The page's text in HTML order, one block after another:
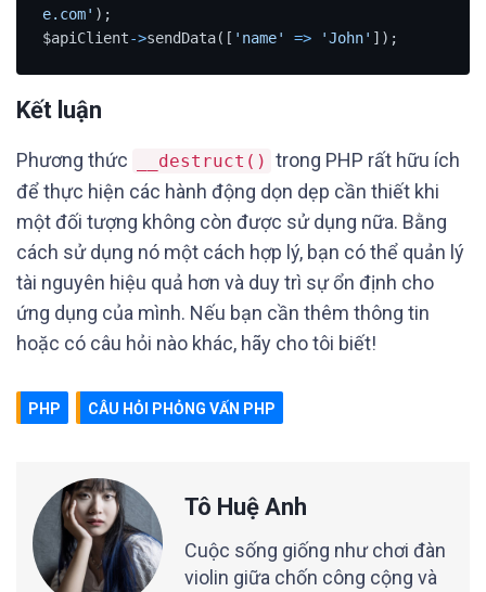
e.com' );
$apiClient->sendData([ 'name' => 'John' ]);
Kết luận
Phương thức __destruct() trong PHP rất hữu ích
để thực hiện các hành động dọn dẹp cần thiết khi
một đối tượng không còn được sử dụng nữa. Bằng
cách sử dụng nó một cách hợp lý, bạn có thể quản lý
tài nguyên hiệu quả hơn và duy trì sự ổn định cho
ứng dụng của mình. Nếu bạn cần thêm thông tin
hoặc có câu hỏi nào khác, hãy cho tôi biết!
PHP CÂU HỎI PHỎNG VẤN PHP
Tô Huệ Anh
Cuộc sống giống như chơi đàn
violin giữa chốn công cộng và